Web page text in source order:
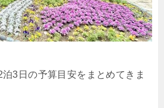
3日の予算目安をまとめてきま